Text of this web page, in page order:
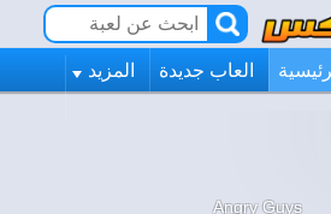
العاب جديدة المزيد
Angry Guys